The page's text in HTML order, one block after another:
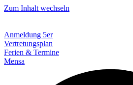
Zum Inhalt wechseln
Anmeldung 5er
Vertretungsplan
Ferien & Termine
Mensa